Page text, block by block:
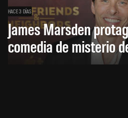
HACE 3 DÍAS
James Marsden
comedia de misterio